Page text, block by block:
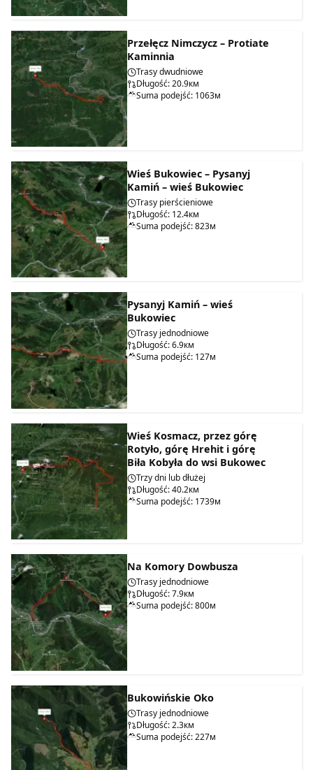
Przełęcz Nimczycz – Protiate
Kaminnia
Trasy dwudniowe
Długość: 20.9км
Suma podejść: 1063м
Wieś Bukowiec – Pysanyj
Kamiń – wieś Bukowiec
Trasy pierścieniowe
Długość: 12.4км
Suma podejść: 823м
Pysanyj Kamiń – wieś
Bukowiec
Trasy jednodniowe
Długość: 6.9км
Suma podejść: 127м
Wieś Kosmacz, przez górę
Rotyło, górę Hrehit i górę
Biła Kobyła do wsi Bukowec
Trzy dni lub dłużej
Długość: 40.2км
Suma podejść: 1739м
Na Komory Dowbusza
Trasy jednodniowe
Długość: 7.9км
Suma podejść: 800м
Bukowińskie Oko
Trasy jednodniowe
Długość: 2.3км
Suma podejść: 227м